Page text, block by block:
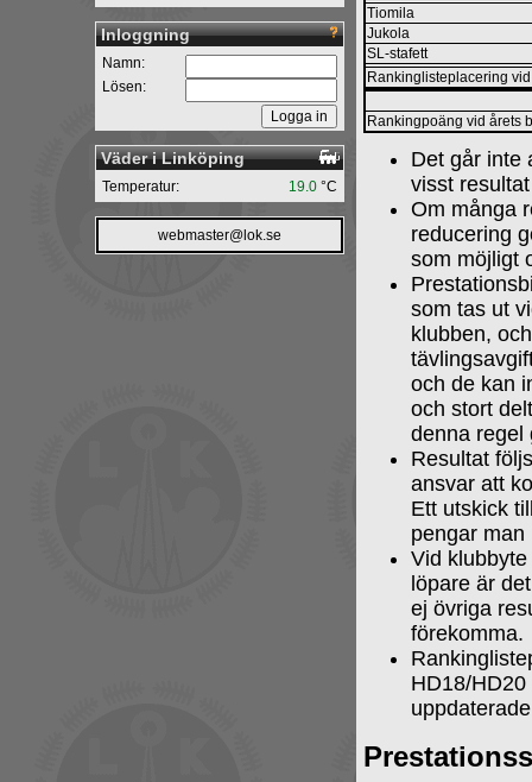
Inloggning
Namn:
Lösen:
Väder i Linköping
19.0 °C
Temperatur:
webmaster@lok.se
Tiomila
Jukola
SL-stafett
Rankinglisteplacering
Rankingpoäng vid årets
Det går inte
visst
Om många
reducering
som möjligt
som tas ut
klubben,
och de kan
och stort
denna regel
Resultat
ansvar att
Ett utskick
pengar
Vid
löpare är
ej övriga
förekomma.
HD18/